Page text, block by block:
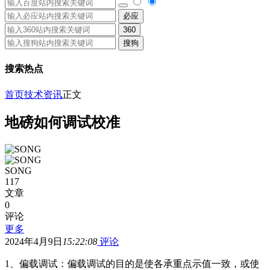
必应
360
搜狗
搜索热点
首页技术资讯正文
地磅如何调试校准
SONG
117
文章
0
评论
更多
2024年4月9日 15:22:08 评论
1、偏载调试：偏载调试的目的是使各承重点示值一致，或使